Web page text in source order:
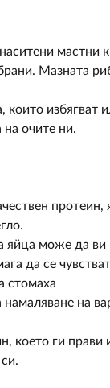
мастни
Мазната
които
очите ни.
яйца може да
да се
стомаха
на
което ги